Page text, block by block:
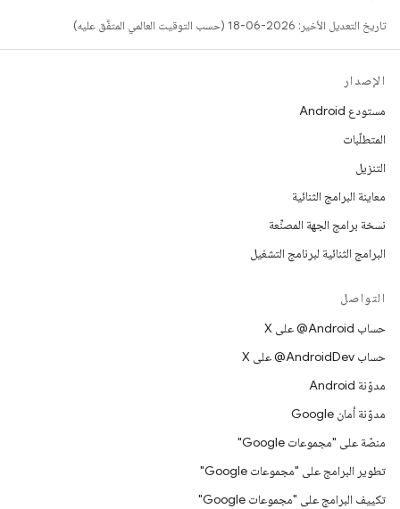
تاريخ التعديل الأخير: 2026-06-18 (حسب التوقيت العالمي المتفَّق عليه)
الإصدار
مستودع Android
المتطلّبات
التنزيل
معاينة البرامج الثنائية
نسخة برامج الجهة المصنِّعة
البرامج الثنائية لبرنامج التشغيل
التواصل
حساب ‎@Android على X
حساب ‎@AndroidDev على X
مدوّنة Android
مدوّنة أمان Google
منصّة على "مجموعات Google"
تطوير البرامج على "مجموعات Google"
تكييف البرامج على "مجموعات Google"